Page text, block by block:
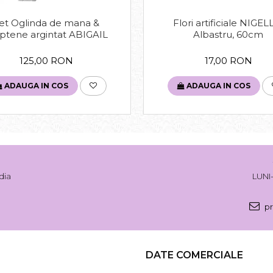
Oglinda de mana &
argintat ABIGAIL
125,00 RON
ADAUGA IN COS
Flori artificiale
Albastru, 60cm
17,00 RON
ADAUGA IN COS
DATE COMERCIALE